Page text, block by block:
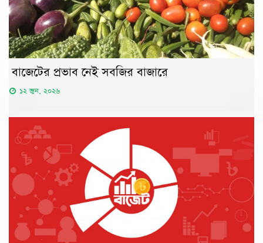
বাজেটের প্রভাব নেই সবজির বাজারে
১২ জুন, ২০২৬